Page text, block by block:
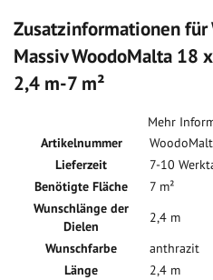
Zusatzinformationen für
Massiv WoodoMalta 18
2,4 m-7 m²
Mehr
Artikelnummer
Lieferzeit
7-10
Benötigte Fläche
7 m²
Wunschlänge der
Dielen
2,4 m
Wunschfarbe
anthrazit
Länge
2,4 m